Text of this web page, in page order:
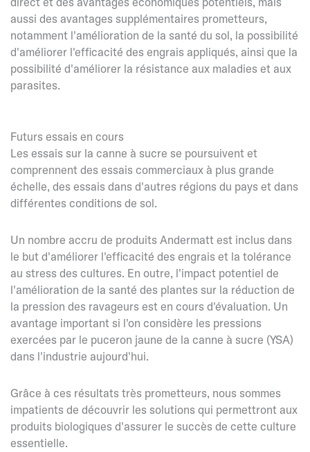
aussi des avantages supplémentaires prometteurs,
notamment l'amélioration de la santé du sol, la possibilité
d'améliorer l'efficacité des engrais appliqués, ainsi que la
possibilité d'améliorer la résistance aux maladies et aux
parasites.
Futurs essais en cours
Les essais sur la canne à sucre se poursuivent et
comprennent des essais commerciaux à plus grande
échelle, des essais dans d'autres régions du pays et dans
différentes conditions de sol.
Un nombre accru de produits Andermatt est inclus dans
le but d'améliorer l'efficacité des engrais et la tolérance
au stress des cultures. En outre, l'impact potentiel de
l'amélioration de la santé des plantes sur la réduction de
la pression des ravageurs est en cours d'évaluation. Un
avantage important si l'on considère les pressions
exercées par le puceron jaune de la canne à sucre (YSA)
dans l'industrie aujourd'hui.
Grâce à ces résultats très prometteurs, nous sommes
impatients de découvrir les solutions qui permettront aux
produits biologiques d'assurer le succès de cette culture
essentielle.